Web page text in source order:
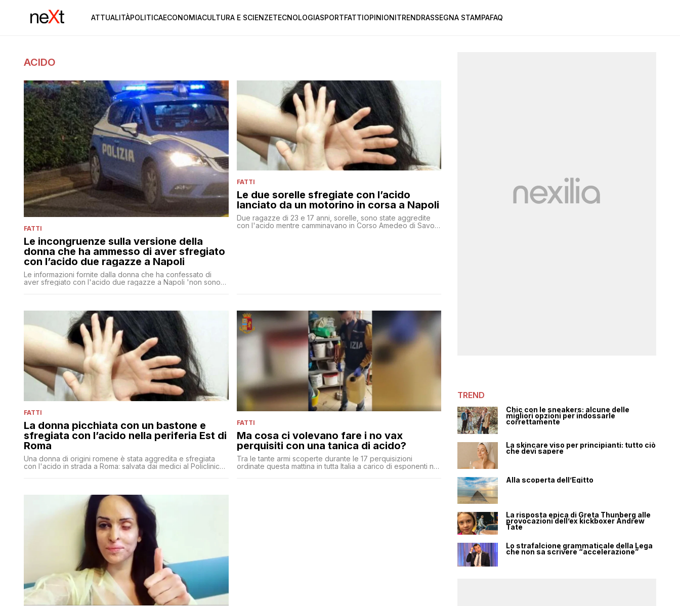
ATTUALITÀPOLITICAECONOMIACULTURA E SCIENZETECNOLOGIASPORTFATTIOPINIONITRENDRASSEGNA STAMPAFAQ
ACIDO
FATTI
Le incongruenze sulla versione della
donna che ha ammesso di aver sfregiato
con l’acido due ragazze a Napoli
Le informazioni fornite dalla donna che ha confessato di
aver sfregiato con l'acido due ragazze a Napoli 'non sono
FATTI
Le due sorelle sfregiate con l’acido
lanciato da un motorino in corsa a Napoli
Due ragazze di 23 e 17 anni, sorelle, sono state aggredite
con l'acido mentre camminavano in Corso Amedeo di Savoia
FATTI
La donna picchiata con un bastone e
sfregiata con l’acido nella periferia Est di
Roma
Una donna di origini romene è stata aggredita e sfregiata
con l'acido in strada a Roma: salvata dai medici al Policlinico
FATTI
Ma cosa ci volevano fare i no vax
perquisiti con una tanica di acido?
Tra le tante armi scoperte durante le 17 perquisizioni
ordinate questa mattina in tutta Italia a carico di esponenti no
TREND
Chic con le sneakers: alcune delle
migliori opzioni per indossarle
correttamente
La skincare viso per principianti: tutto ciò
che devi sapere
Alla scoperta dell’Egitto
La risposta epica di Greta Thunberg alle
provocazioni dell’ex kickboxer Andrew
Tate
Lo strafalcione grammaticale della Lega
che non sa scrivere “accelerazione”